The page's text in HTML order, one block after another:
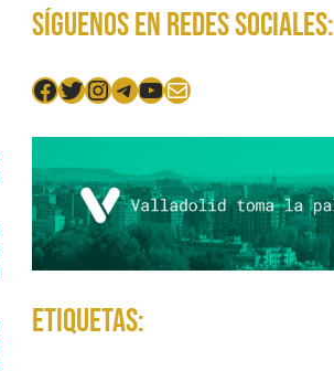
Síguenos en redes sociales:
Facebook
Twitter
Instagram
Telegram
YouTube
Mail
Etiquetas: